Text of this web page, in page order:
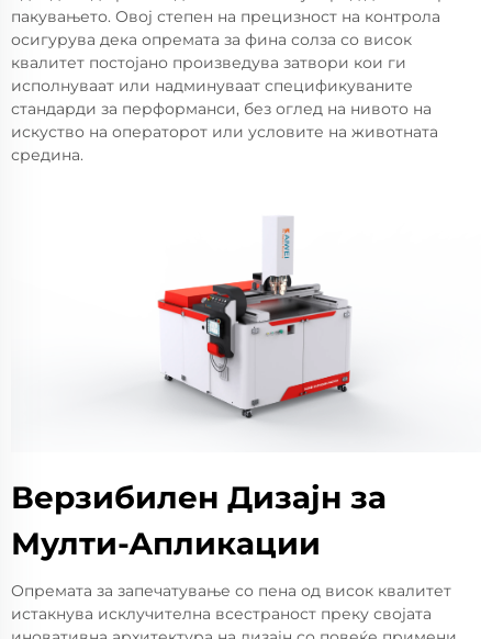
пакувањето. Овој степен на прецизност на контрола
осигурува дека опремата за фина солза со висок
квалитет постојано произведува затвори кои ги
исполнуваат или надминуваат спецификуваните
стандарди за перформанси, без оглед на нивото на
искуство на операторот или условите на животната
средина.
Верзибилен Дизајн за
Мулти-Апликации
Опремата за запечатување со пена од висок квалитет
истакнува исклучителна всестраност преку својата